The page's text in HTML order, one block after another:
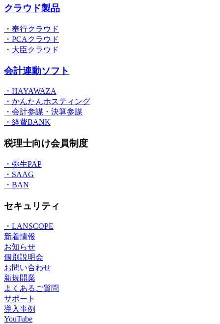
クラウド製品
・奉行クラウド
・PCAクラウド
・大臣クラウド
会計連動ソフト
・HAYAWAZA
・かんたんホスティング
・会計参謀・決算参謀
・経費BANK
税理士向け会員制度
・弥生PAP
・SAAG
・BAN
セキュリティ
・LANSCOPE
新着情報
お知らせ
個別説明会
お問い合わせ
新規開業
よくあるご質問
サポート
導入事例
YouTube